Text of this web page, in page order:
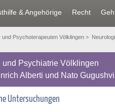
& Angehörige Recht
Psychoterapeuten Völklingen >
und Psychiatrie Völklingen
Alberti und Nato
Untersuchungen